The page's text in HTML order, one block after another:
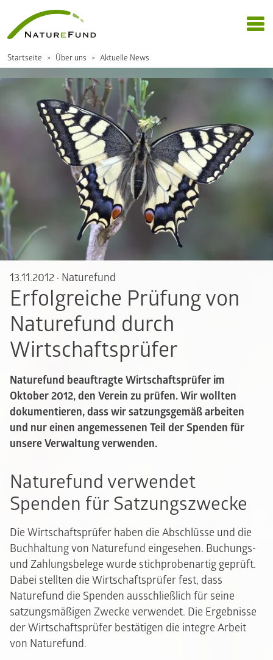
Startseite Über uns Aktuelle News
13.11.2012 · Naturefund
Erfolgreiche Prüfung von
Naturefund durch
Wirtschaftsprüfer
Naturefund beauftragte Wirtschaftsprüfer im
Oktober 2012, den Verein zu prüfen. Wir wollten
dokumentieren, dass wir satzungsgemäß arbeiten
und nur einen angemessenen Teil der Spenden für
unsere Verwaltung verwenden.
Naturefund verwendet
Spenden für Satzungszwecke
Die Wirtschaftsprüfer haben die Abschlüsse und die
Buchhaltung von Naturefund eingesehen. Buchungs-
und Zahlungsbelege wurde stichprobenartig geprüft.
Dabei stellten die Wirtschaftsprüfer fest, dass
Naturefund die Spenden ausschließlich für seine
satzungsmäßigen Zwecke verwendet. Die Ergebnisse
der Wirtschaftsprüfer bestätigen die integre Arbeit
von Naturefund.